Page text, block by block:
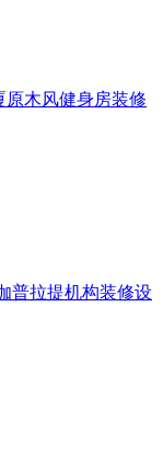
木风健身房装修
普拉提机构装修设